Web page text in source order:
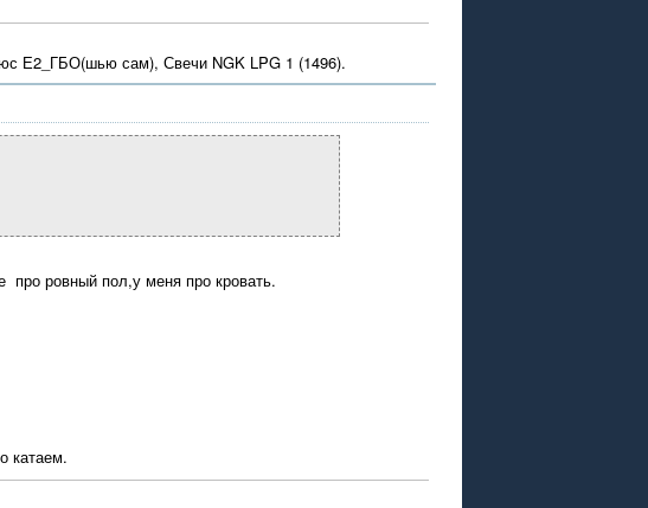
Е2_ГБО(шью сам), Свечи NGK LPG 1 (1496).
про ровный пол,у меня про кровать.
катаем.